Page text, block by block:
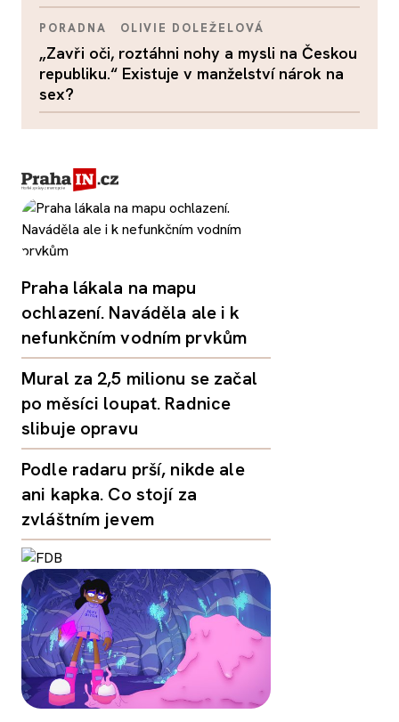
PORADNA OLIVIE DOLEŽELOVÁ
„Zavři oči, roztáhni nohy a mysli na Českou
republiku.“ Existuje v manželství nárok na
sex?
Praha lákala na mapu
ochlazení. Naváděla ale i k
nefunkčním vodním prvkům
Mural za 2,5 milionu se začal
po měsíci loupat. Radnice
slibuje opravu
Podle radaru prší, nikde ale
ani kapka. Co stojí za
zvláštním jevem